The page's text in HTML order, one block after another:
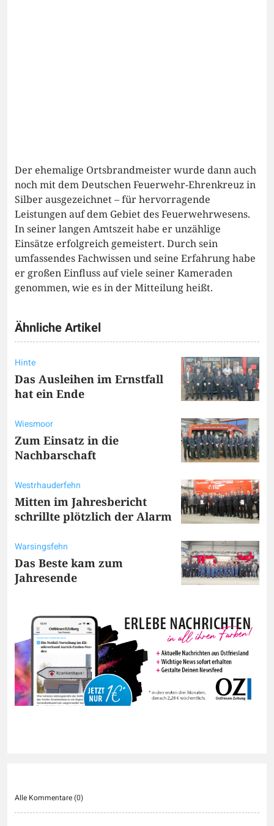
Der ehemalige Ortsbrandmeister wurde dann auch
noch mit dem Deutschen Feuerwehr-Ehrenkreuz in
Silber ausgezeichnet – für hervorragende
Leistungen auf dem Gebiet des Feuerwehrwesens.
In seiner langen Amtszeit habe er unzählige
Einsätze erfolgreich gemeistert. Durch sein
umfassendes Fachwissen und seine Erfahrung habe
er großen Einfluss auf viele seiner Kameraden
genommen, wie es in der Mitteilung heißt.
Ähnliche Artikel
Hinte
Das Ausleihen im Ernstfall
hat ein Ende
Wiesmoor
Zum Einsatz in die
Nachbarschaft
Westrhauderfehn
Mitten im Jahresbericht
schrillte plötzlich der Alarm
Warsingsfehn
Das Beste kam zum
Jahresende
Alle Kommentare (0)